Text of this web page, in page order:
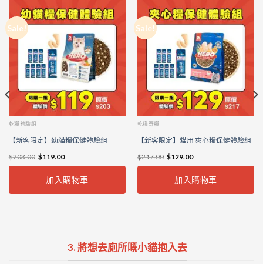
Sale!
乾糧體驗組
【新客限定】幼貓糧保健體驗組
$203.00 $119.00
加入購物車
Sale!
乾糧寄糧
【新客限定】貓用 夾心糧保健體驗組
$217.00 $129.00
加入購物車
3. 將想去廁所嘅小貓抱入去